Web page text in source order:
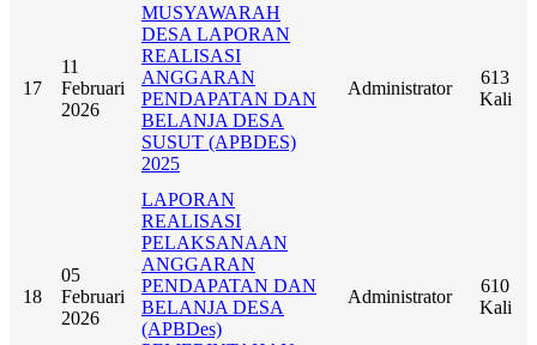
17
11
Februari
2026
MUSYAWARAH
DESA LAPORAN
REALISASI
ANGGARAN
PENDAPATAN DAN
BELANJA DESA
SUSUT (APBDES)
2025
Administrator
613
Kali
18
05
Februari
2026
LAPORAN
REALISASI
PELAKSANAAN
ANGGARAN
PENDAPATAN DAN
BELANJA DESA
(APBDes)
Administrator
610
Kali